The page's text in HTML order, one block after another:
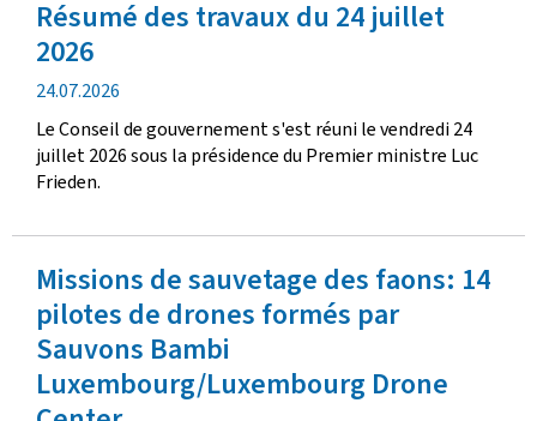
l
i
c
a
t
i
o
n
Résumé des travaux du 24 juillet
2026
d
a
t
e
d
u
l
i
c
a
24.07.2026
Le Conseil de gouvernement s'est réuni le vendredi 24
juillet 2026 sous la présidence du Premier ministre Luc
Frieden.
Missions de sauvetage des faons: 14
pilotes de drones formés par
Sauvons Bambi
Luxembourg/Luxembourg Drone